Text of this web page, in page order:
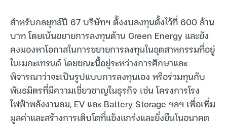
สำหรับกลยุทธ์ปี 67 บริษัทฯ ตั้งงบลงทุนตั้งไว้ที่ 600 ล้าน
บาท โดยเน้นขยายการลงทุนด้าน Green Energy และยัง
คงมองหาโอกาสในการขยายการลงทุนในอุตสาหกรรมที่อยู่
ในเมกะเทรนด์ โดยขณะนี้อยู่ระหว่างการศึกษาและ
พิจารณาว่าจะเป็นรูปแบบการลงทุนเอง หรือร่วมทุนกับ
พันธมิตรที่มีความเชี่ยวชาญในธุรกิจ เช่น โครงการโรง
ไฟฟ้าพลังงานลม, EV และ Battery Storage ฯลฯ เพื่อเพิ่ม
มูลค่าและสร้างการเติบโตที่แข็งแกร่งและยั่งยืนในอนาคต